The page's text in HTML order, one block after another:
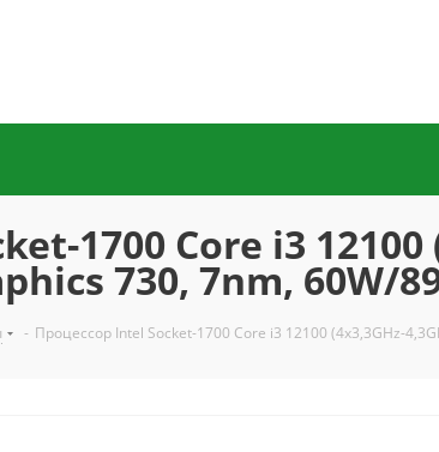
1700 Core i3 12100
730, 7nm, 60W/
- Процессор Intel Socket-1700 Core i3 12100 (4x3,3GHz-